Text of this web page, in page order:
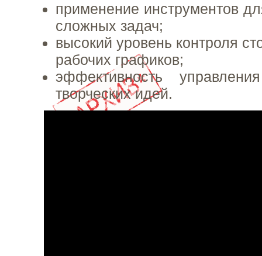
применение инструментов
сложных задач;
высокий уровень контроля
рабочих графиков;
эффективность
творческих идей.